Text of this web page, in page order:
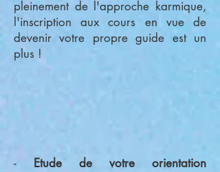
pleinement de l'approche karmique,
l'inscription aux cours en vue de
devenir votre propre guide est un
plus !
- Etude de votre orientation